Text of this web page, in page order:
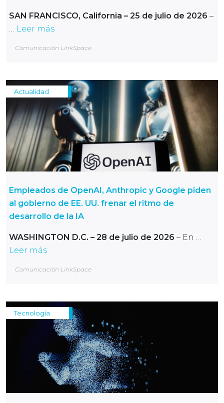
SAN FRANCISCO, California – 25 de julio de 2026 –
… Leer más
Comunicación LinkSpace
Actualidad
Empleados de OpenAI, Anthropic y Google piden
al gobierno de EE. UU. frenar el ritmo de
desarrollo de la IA
WASHINGTON D.C. – 28 de julio de 2026 – En …
Leer más
Comunicación LinkSpace
Tecnología